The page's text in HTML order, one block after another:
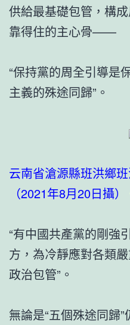
供給最基礎包管，構
靠得住的主心骨——
“保持黨的周全引導是
主義的殊途同歸”。
云南省滄源縣班洪鄉
（2021年8月20日攝
“有中國共產黨的剛強
方，為冷靜應對各類
政治包管”。
無論是“五個殊途同歸